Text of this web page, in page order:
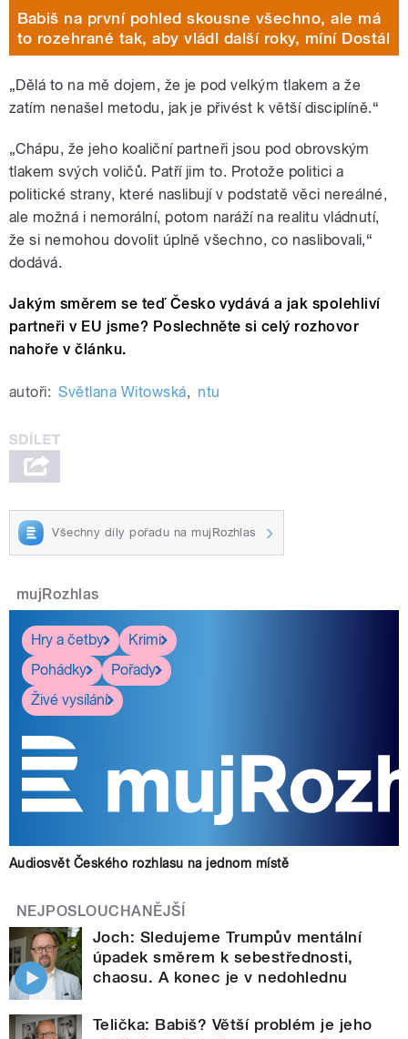
Babiš na první pohled skousne všechno, ale má
to rozehrané tak, aby vládl další roky, míní Dostál
„Dělá to na mě dojem, že je pod velkým tlakem a že
zatím nenašel metodu, jak je přivést k větší disciplíně.“
„Chápu, že jeho koaliční partneři jsou pod obrovským
tlakem svých voličů. Patří jim to. Protože politici a
politické strany, které naslibují v podstatě věci nereálné,
ale možná i nemorální, potom naráží na realitu vládnutí,
že si nemohou dovolit úplně všechno, co naslibovali,“
dodává.
Jakým směrem se teď Česko vydává a jak spolehliví
partneři v EU jsme? Poslechněte si celý rozhovor
nahoře v článku.
autoři: Světlana Witowská, ntu
Všechny díly pořadu na mujRozhlas
mujRozhlas
Hry a četby
Krimi
Pohádky
Pořady
Živé vysílání
Audiosvět Českého rozhlasu na jednom místě
NEJPOSLOUCHANĚJŠÍ
Joch: Sledujeme Trumpův mentální
úpadek směrem k sebestřednosti,
chaosu. A konec je v nedohlednu
Telička: Babiš? Větší problém je jeho